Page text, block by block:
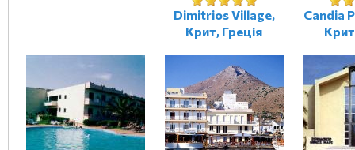
Dimitrios Village,
Крит, Греція
Candia